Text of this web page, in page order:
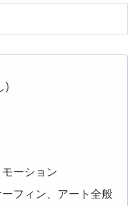
)
ーション
フィン、アート全般